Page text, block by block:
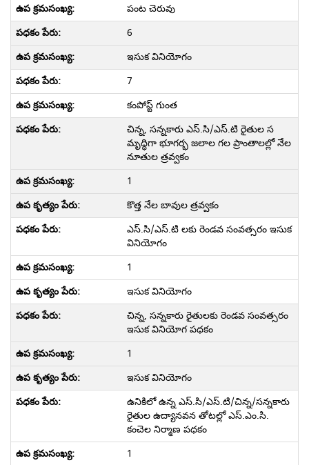
పంట చెరువు
6
ఇసుక వినియోగం
7
కంపోస్ట్ గుంత
చిన్న, సన్నకారు ఎస్.సి/ఎస్.టి రైతుల స
మృద్ధిగా భూగర్భ జలాల గల ప్రాంతాలల్లో నేల
నూతుల త్రవ్వకం
1
కొత్త నేల బావుల త్రవ్వకం
ఎస్.సి/ఎస్.టి లకు రెండవ సంవత్సరం ఇసుక
వినియోగం
1
ఇసుక వినియోగం
చిన్న, సన్నకారు రైతులకు రెండవ సంవత్సరం
ఇసుక వినియోగ పధకం
1
ఇసుక వినియోగం
ఉనికిలో ఉన్న ఎస్.సి/ఎస్.టి/చిన్న/సన్నకారు
రైతుల ఉద్యానవన తోటల్లో ఎస్.ఎం.సి.
కంచెల నిర్మాణ పధకం
1